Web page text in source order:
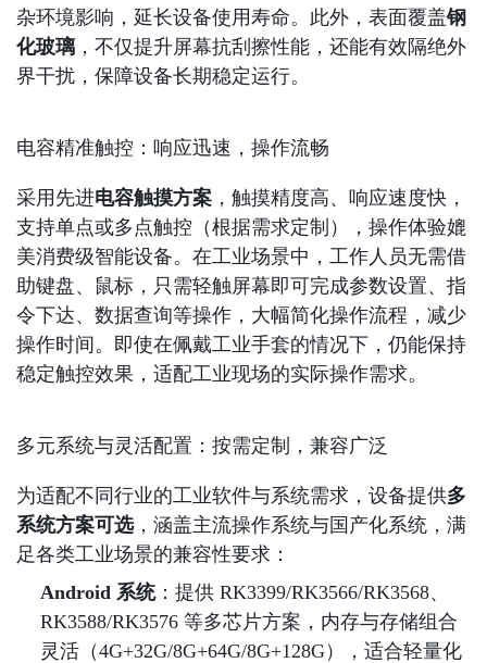
杂环境影响，延长设备使用寿命。此外，表面覆盖钢
化玻璃 ，不仅提升屏幕抗刮擦性能，还能有效隔绝外
界干扰，保障设备长期稳定运行。
电容精准触控：响应迅速，操作流畅
采用先进电容触摸方案 ，触摸精度高、响应速度快，
支持单点或多点触控（根据需求定制），操作体验媲
美消费级智能设备。在工业场景中，工作人员无需借
助键盘、鼠标，只需轻触屏幕即可完成参数设置、指
令下达、数据查询等操作，大幅简化操作流程，减少
操作时间。即使在佩戴工业手套的情况下，仍能保持
稳定触控效果，适配工业现场的实际操作需求。
多元系统与灵活配置：按需定制，兼容广泛
为适配不同行业的工业软件与系统需求，设备提供多
系统方案可选，涵盖主流操作系统与国产化系统，满
足各类工业场景的兼容性要求：
Android 系统：提供 RK3399/RK3566/RK3568、
RK3588/RK3576 等多芯片方案，内存与存储组合
灵活（4G+32G/8G+64G/8G+128G），适合轻量化